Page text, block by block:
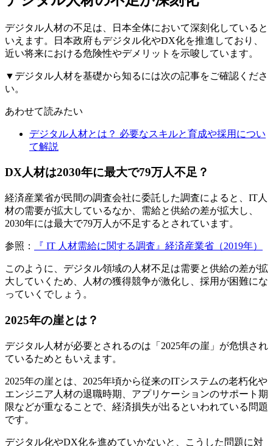
デジタル人材の不足は、日本全体において深刻化していると
いえます。日本政府もデジタル化やDX化を推進しており、
近い将来における危険性やデメリットを示唆しています。
▼デジタル人材を基礎から知るには次の記事をご確認くださ
い。
あわせて読みたい
デジタル人材とは？ 必要なスキルと育成や採用につい
て解説
DX人材は2030年に最大で79万人不足？
経済産業省が民間の調査会社に委託した調査によると、IT人
材の需要が拡大しているなか、需給と供給の差が拡大し、
2030年には最大で79万人が不足するとされています。
参照： 『 IT 人材需給に関する調査』経済産業省（2019年）
このように、デジタル領域の人材不足は需要と供給の差が拡
大していくため、人材の獲得競争が激化し、採用が困難にな
っていくでしょう。
2025年の崖とは？
デジタル人材が必要とされるのは「2025年の崖」が危惧され
ているためともいえます。
2025年の崖とは、2025年頃から従来のITシステムの老朽化や
エンジニア人材の退職時期、アプリケーションのサポート期
限などが重なることで、経済損失が出るといわれている問題
です。
デジタル化やDX化を進めていかないと、こうした問題に対